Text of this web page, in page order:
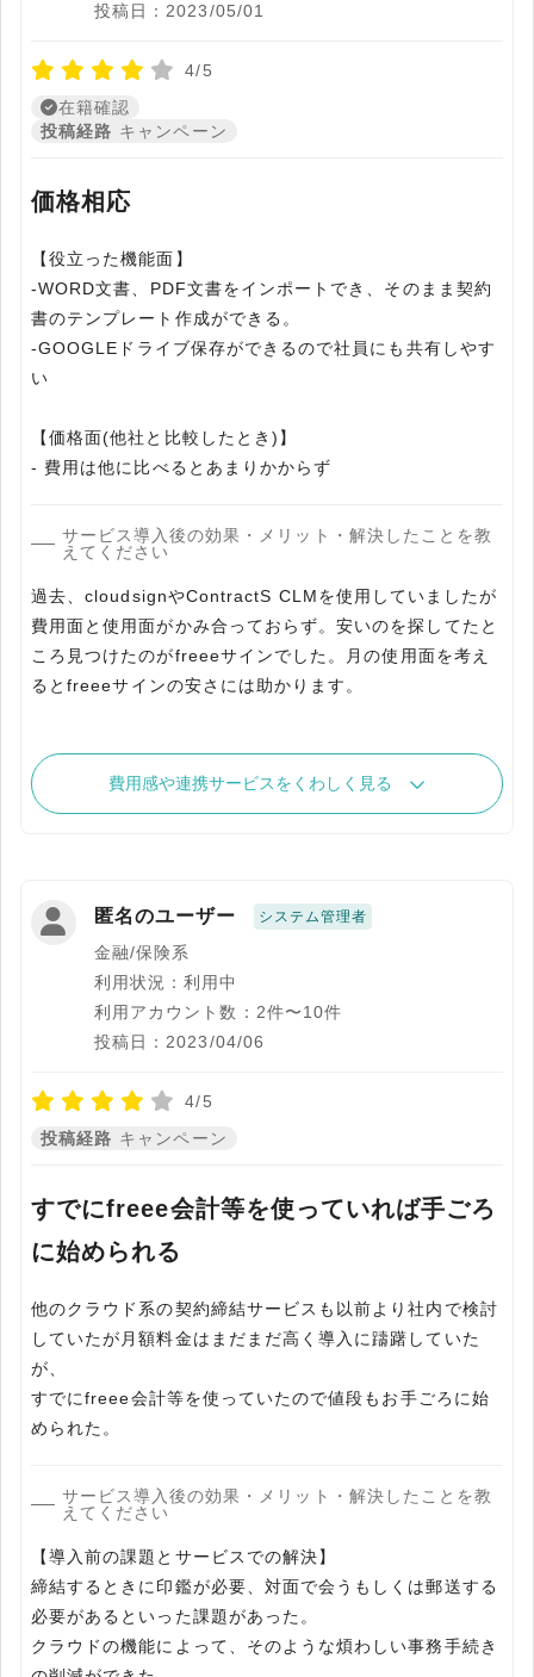
投稿日：2023/05/01
4/5
在籍確認
投稿経路 キャンペーン
価格相応
【役立った機能面】
-WORD文書、PDF文書をインポートでき、そのまま契約
書のテンプレート作成ができる。
-GOOGLEドライブ保存ができるので社員にも共有しやす
い
【価格面(他社と比較したとき)】
- 費用は他に比べるとあまりかからず
サービス導入後の効果・メリット・解決したことを教
えてください
過去、cloudsignやContractS CLMを使用していましたが
費用面と使用面がかみ合っておらず。安いのを探してたと
ころ見つけたのがfreeeサインでした。月の使用面を考え
るとfreeeサインの安さには助かります。
費用感や連携サービスをくわしく見る
匿名のユーザー システム管理者
金融/保険系
利用状況：利用中
利用アカウント数：2件〜10件
投稿日：2023/04/06
4/5
投稿経路 キャンペーン
すでにfreee会計等を使っていれば手ごろ
に始められる
他のクラウド系の契約締結サービスも以前より社内で検討
していたが月額料金はまだまだ高く導入に躊躇していた
が、
すでにfreee会計等を使っていたので値段もお手ごろに始
められた。
サービス導入後の効果・メリット・解決したことを教
えてください
【導入前の課題とサービスでの解決】
締結するときに印鑑が必要、対面で会うもしくは郵送する
必要があるといった課題があった。
クラウドの機能によって、そのような煩わしい事務手続き